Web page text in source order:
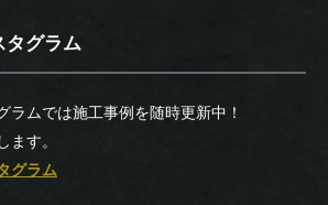
タグラム
ラムでは施工事例を随時更新中！
ます。
グラム